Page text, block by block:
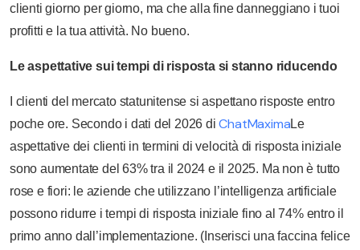
clienti giorno per giorno, ma che alla fine danneggiano i tuoi
profitti e la tua attività. No bueno.
Le aspettative sui tempi di risposta si stanno riducendo
I clienti del mercato statunitense si aspettano risposte entro
poche ore. Secondo i dati del 2026 diChatMaximaLe
aspettative dei clienti in termini di velocità di risposta iniziale
sono aumentate del 63% tra il 2024 e il 2025. Ma non è tutto
rose e fiori: le aziende che utilizzano l’intelligenza artificiale
possono ridurre i tempi di risposta iniziale fino al 74% entro il
primo anno dall’implementazione. (Inserisci una faccina felice